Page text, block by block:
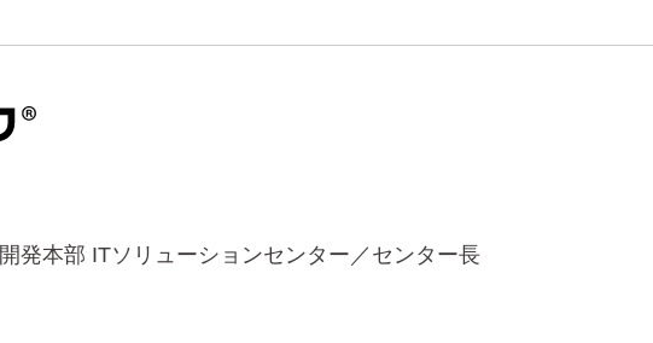
開発本部 ITソリューションセンター／センター長